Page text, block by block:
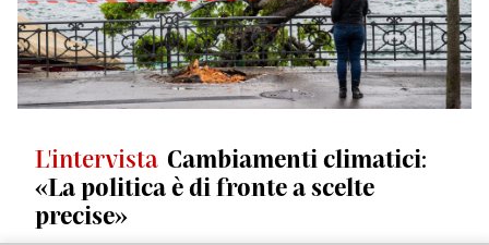
L'intervista Cambiamenti climatici:
«La politica è di fronte a scelte
precise»